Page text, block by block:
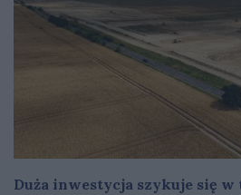
Duża inwestycja szykuje się w